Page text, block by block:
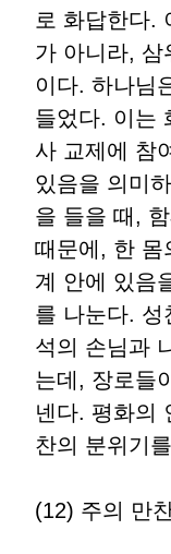
로 화답한다.
가 아니라, 삼
이다. 하나님
들었다. 이는
사 교제에 참
있음을 의미
을 들을 때,
때문에, 한 몸
계 안에 있음
를 나눈다. 성
석의 손님과
는데, 장로들
넨다. 평화의
찬의 분위기
(12) 주의 만